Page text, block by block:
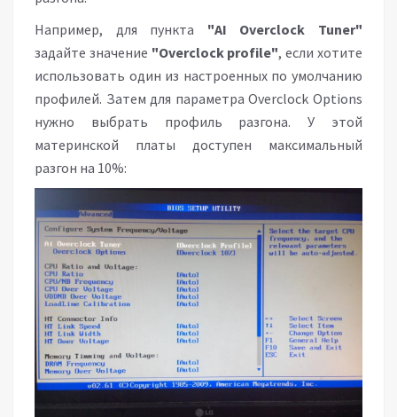
Например, для пункта "AI Overclock Tuner"
задайте значение "Overclock profile", если хотите
использовать один из настроенных по умолчанию
профилей. Затем для параметра Overclock Options
нужно выбрать профиль разгона. У этой
материнской платы доступен максимальный
разгон на 10%: